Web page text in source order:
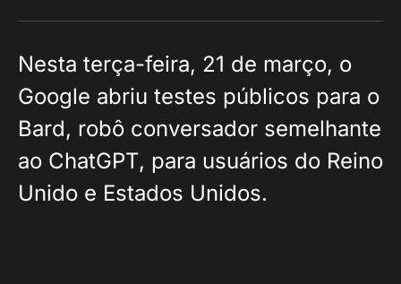
Nesta terça-feira, 21 de março, o
Google abriu testes públicos para o
Bard, robô conversador semelhante
ao ChatGPT, para usuários do Reino
Unido e Estados Unidos.